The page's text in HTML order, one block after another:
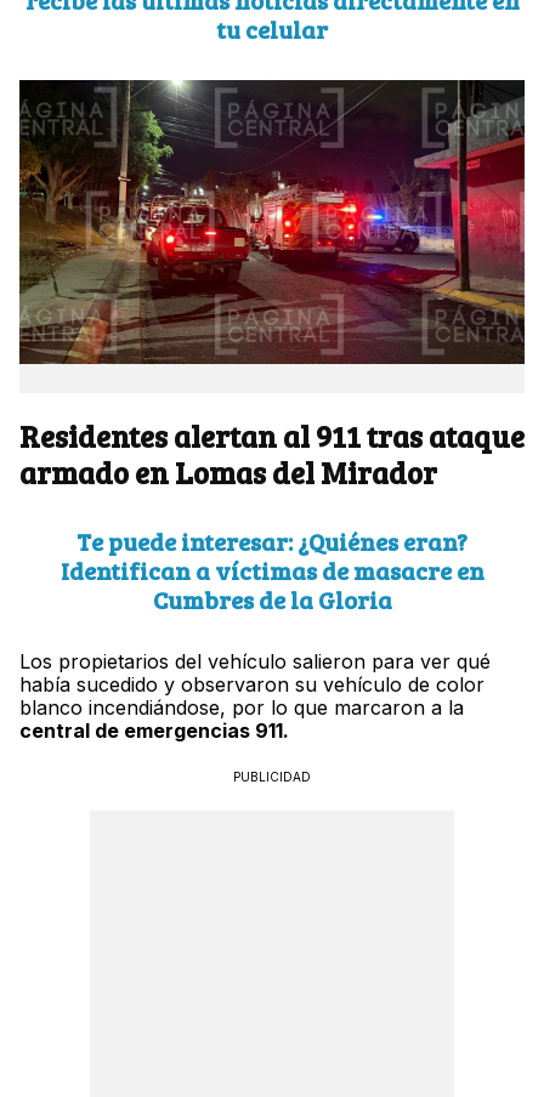
tu celular
Residentes alertan al 911 tras ataque
armado en Lomas del Mirador
Te puede interesar: ¿Quiénes eran?
Identifican a víctimas de masacre en
Cumbres de la Gloria
Los propietarios del vehículo salieron para ver qué
había sucedido y observaron su vehículo de color
blanco incendiándose, por lo que marcaron a la
central de emergencias 911.
PUBLICIDAD